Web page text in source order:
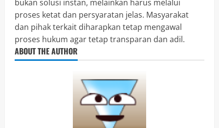
bukan solusi instan, melainkan harus melalui
proses ketat dan persyaratan jelas. Masyarakat
dan pihak terkait diharapkan tetap mengawal
proses hukum agar tetap transparan dan adil.
ABOUT THE AUTHOR